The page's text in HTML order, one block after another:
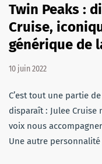
Twin Peaks :
Cruise,
générique de
10 juin 2022
C’est tout une partie
disparaît : Julee Cruise
voix nous
Une autre